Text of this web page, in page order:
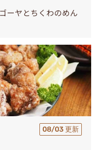
ーヤとちくわのめん
08/03 更新